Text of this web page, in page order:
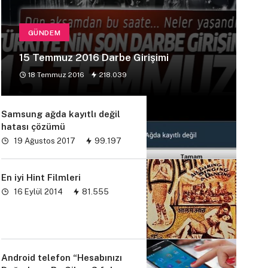
GÜNDEM
15 Temmuz 2016 Darbe Girişimi
18 Temmuz 2016 218.039
Samsung ağda kayıtlı değil
hatası çözümü
19 Ağustos 2017 99.197
En iyi Hint Filmleri
16 Eylül 2014 81.555
Android telefon “Hesabınızı